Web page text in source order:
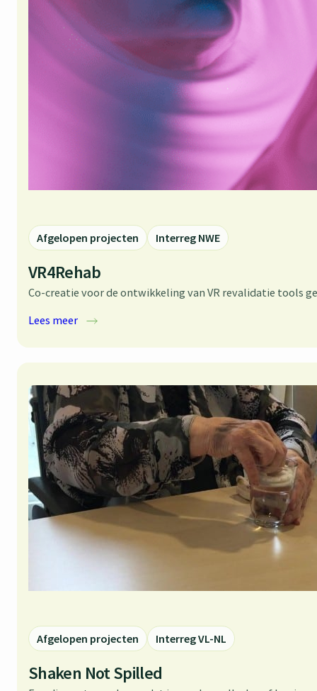
Afgelopen projecten Interreg NWE
VR4Rehab
Co-creatie voor de ontwikkeling van VR revalidatie tools
Lees meer:
Afgelopen projecten Interreg VL-NL
Shaken Not Spilled